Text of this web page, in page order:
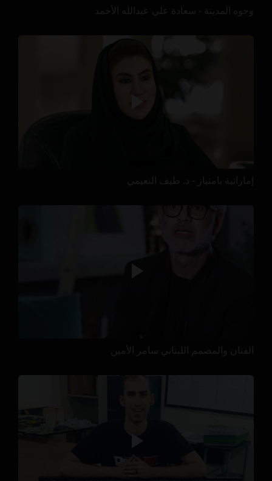
وجوه المدينة - سعادة علي عبدالله الأحمد
إماراتية بامتياز - د. طيف النعيمي
الفنان والمصمم اللبناني سامر الأمين